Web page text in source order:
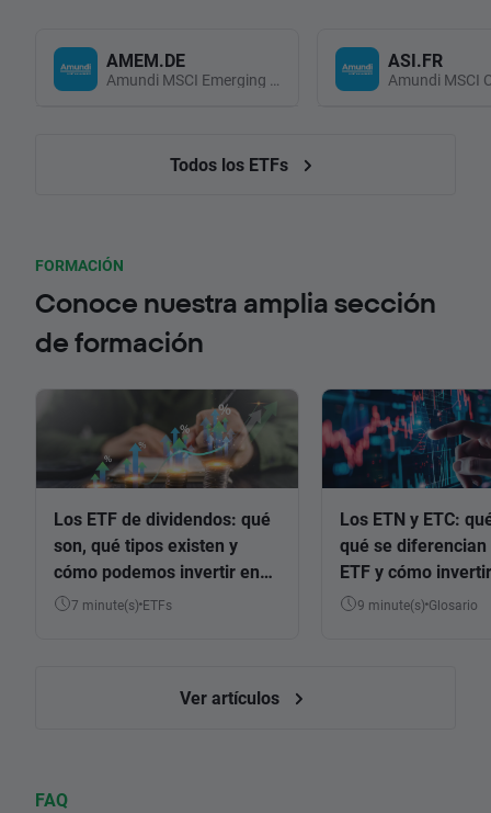
AMEM.DE
Amundi MSCI Emerging Markets UCITS (Acc EUR)
ASI.FR
Todos los ETFs
FORMACIÓN
Conoce nuestra amplia sección
de formación
Los ETF de dividendos: qué
son, qué tipos existen y
cómo podemos invertir en
ellos7 minute(s) ETFs
Los ETN y ETC:
qué se diferencian
ETF y cómo
9 minute(s) Glosario
Ver artículos
FAQ